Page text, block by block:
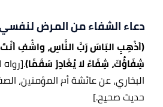
دعاء الشفاء من المرض
(أذْهِبِ البَاسَ رَبَّ النَّاسِ، واشْفِ أنْتَ
شِفَاؤُكَ، شِفَاءً لا يُغَادِرُ سَقَمًا).
حديث صحيح.]